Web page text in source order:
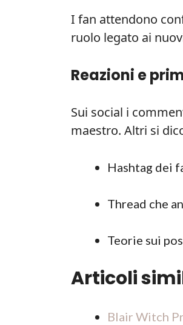
I fan attendono
ruolo legato ai
Reazioni e
Sui social i
maestro. Altri si
Hashtag dei
Thread che
Teorie sui
Articoli
Blair Witch